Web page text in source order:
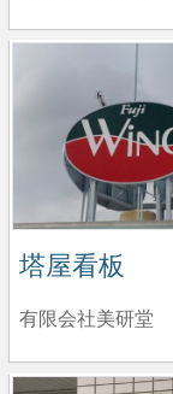
塔屋看板
有限会社美研堂